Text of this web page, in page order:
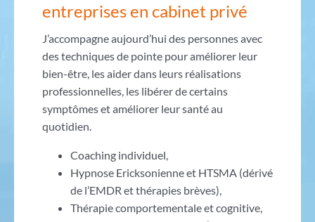
entreprises en cabinet privé
J’accompagne aujourd’hui des personnes avec
des techniques de pointe pour améliorer leur
bien-être, les aider dans leurs réalisations
professionnelles, les libérer de certains
symptômes et améliorer leur santé au
quotidien.
Coaching individuel,
Hypnose Ericksonienne et HTSMA (dérivé
de l’EMDR et thérapies brèves),
Thérapie comportementale et cognitive,